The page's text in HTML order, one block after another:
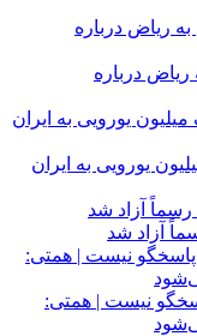
درباره
یورویی به ایران
آزاد شد
نیست | همتی: